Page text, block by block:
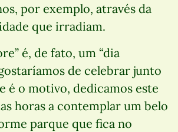
por exemplo, através da
que irradiam.
é, de fato, um “dia
de celebrar junto
é o motivo, dedicamos este
horas a contemplar um belo
parque que fica no